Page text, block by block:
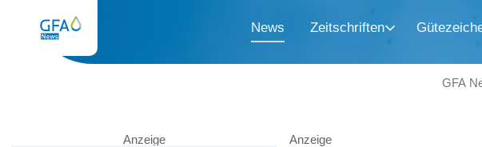
News Zeitschriften
GFA
Anzeige
Anzeige